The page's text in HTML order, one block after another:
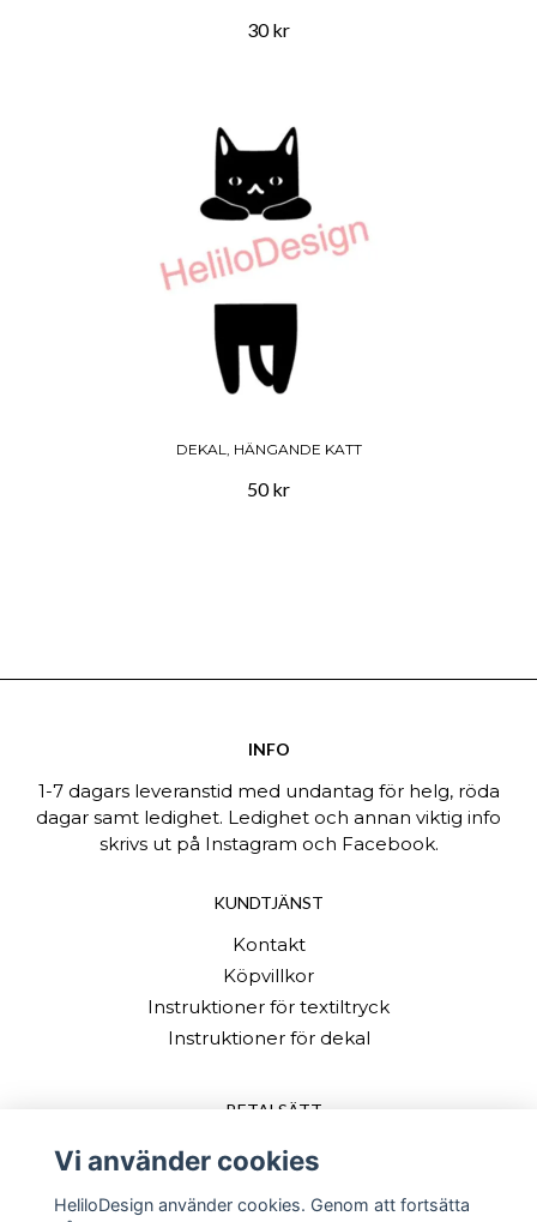
30 kr
DEKAL, HÄNGANDE KATT
50 kr
INFO
1-7 dagars leveranstid med undantag för helg, röda
dagar samt ledighet. Ledighet och annan viktig info
skrivs ut på Instagram och Facebook.
KUNDTJÄNST
Kontakt
Köpvillkor
Instruktioner för textiltryck
Instruktioner för dekal
BETALSÄTT
Vi använder cookies
HeliloDesign använder cookies. Genom att fortsätta